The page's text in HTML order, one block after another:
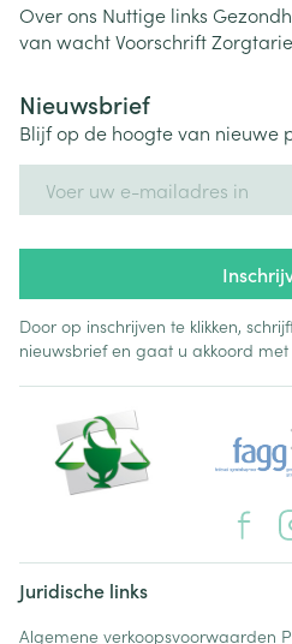
Over ons Nuttige links
van wachtVoorschrift
Nieuwsbrief
Blijf op de hoogte van nieuwe
Door op inschrijven te klikken,
nieuwsbrief en gaat u akkoord
Juridische links
Algemene verkoopsvoorwaarden